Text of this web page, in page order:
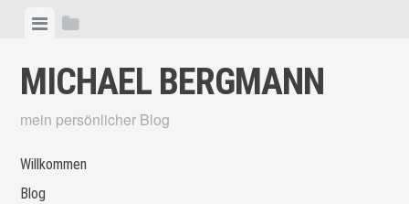
Skip
content
ViewView
MICHAEL BERGMANN
mein persönlicher Blog
Willkommen
Blog